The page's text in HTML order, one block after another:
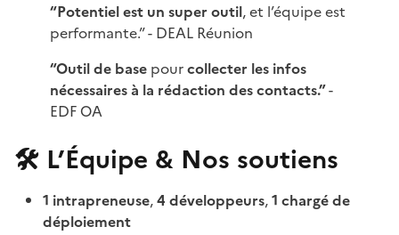
“Potentiel est un super outil, et l’équipe est
performante.” - DEAL Réunion
“Outil de base pourcollecter les infos
nécessaires à la rédaction des contacts.”-
EDF OA
🛠 L’Équipe & Nos soutiens
1 intrapreneuse,4 développeurs,1 chargé de
déploiement